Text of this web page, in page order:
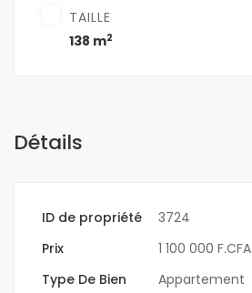
TAILLE
138 m2
Détails
ID de propriété
3724
Prix
1 100 000 F.CFA
Type De Bien
Appartement